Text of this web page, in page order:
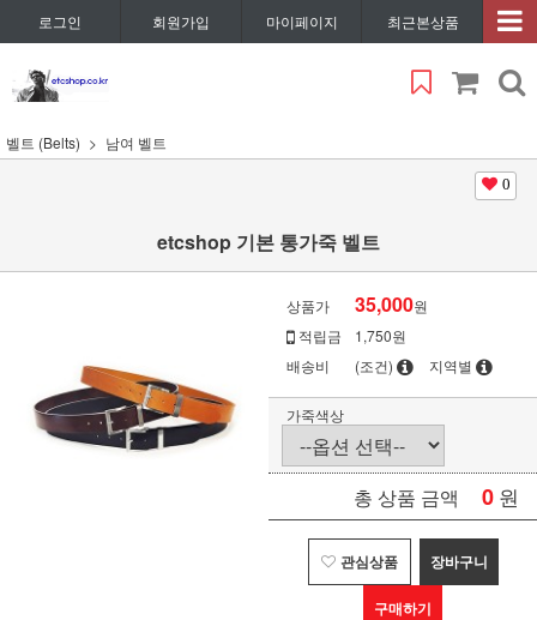
로그인 회원가입 마이페이지 최근본상품
벨트 (Belts) 남여 벨트
0
etcshop 기본 통가죽 벨트
상품가 35,000원
적립금
1,750원
배송비
(조건) 지역별
가죽색상
총 상품 금액 0 원
관심상품 장바구니
구매하기